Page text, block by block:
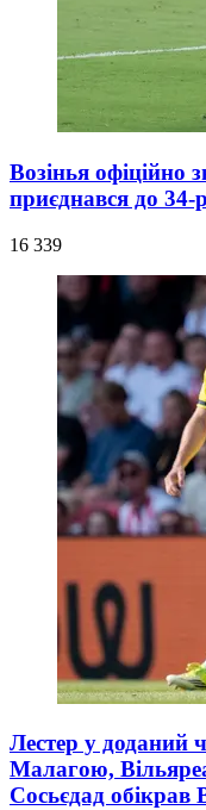
Возінья офіційно
приєднався до 34-
16 339
Лестер у доданий
Малагою,
Сосьєдад обікрав